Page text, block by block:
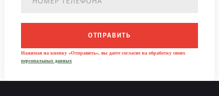
ОТПРАВИТЬ
Нажимая на кнопку «Отправить», вы даете согласие на обработку своих
персональных данных